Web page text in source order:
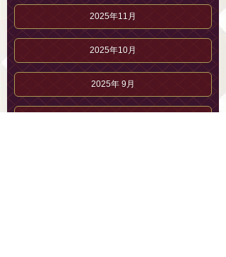
2025年11月
2025年10月
2025年 9月